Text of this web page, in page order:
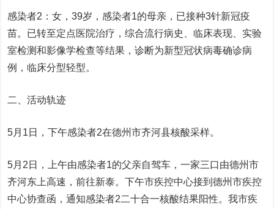
感染者2：女，39岁，感染者1的母亲，已接种3针新冠疫
苗。已转至定点医院治疗，综合流行病史、临床表现、实验
室检测和影像学检查等结果，诊断为新型冠状病毒确诊病
例，临床分型轻型。
二、活动轨迹
5月1日，下午感染者2在德州市齐河县核酸采样。
5月2日，上午由感染者1的父亲自驾车，一家三口由德州市
齐河东上高速，前往新泰。下午市疾控中心接到德州市疾控
中心协查函，通知感染者2二十合一核酸结果阳性。我市疾